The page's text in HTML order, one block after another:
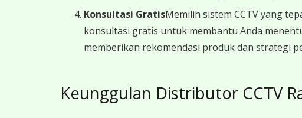
Konsultasi GratisMemilih sistem CCTV yang
konsultasi gratis untuk membantu Anda
memberikan rekomendasi produk dan strategi
Keunggulan Distributor CCTV